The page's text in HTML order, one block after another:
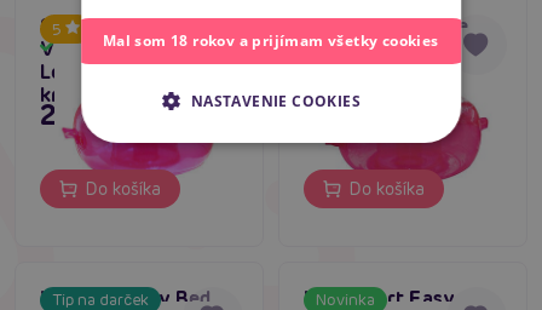
5
Seven Creations
Vibrating Ecstasy
Lounge, nafukovacie
kreslo
Skladom
23,80 €
Do košíka
Silvia Saint - Love
ChairSkladom
25,96 €
Do košíka
Tip na darček
Velvet Luxury Bed,
Novinka
Whipsmart Easy
Mal som 18 rokov a prijímam všetky cookies
NASTAVENIE COOKIES